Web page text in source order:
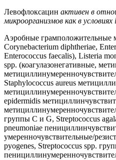
Левофлоксацин активен в
микроорганизмов как в
Аэробные грамположительные
Corynebacterium diphtheriae,
Enterococcus faecalis), Listeria
spp. (коагулазонегативные,
Staphylococcus aureus
epidermidis
группы С и G, Streptococcus
pneumoniae
умеренночувствительные/
pyogenes, Streptococcus spp.